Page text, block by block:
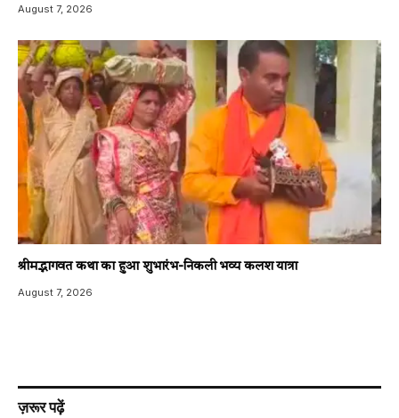
August 7, 2026
श्रीमद्भागवत कथा का हुआ शुभारंभ-निकली भव्य कलश यात्रा
August 7, 2026
ज़रूर पढ़ें